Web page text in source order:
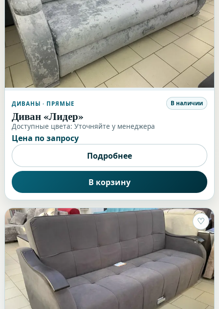
ДИВАНЫ · ПРЯМЫЕ В наличии
Диван «Лидер»
Доступные цвета: Уточняйте у менеджера
Цена по запросу
Подробнее
В корзину
♡